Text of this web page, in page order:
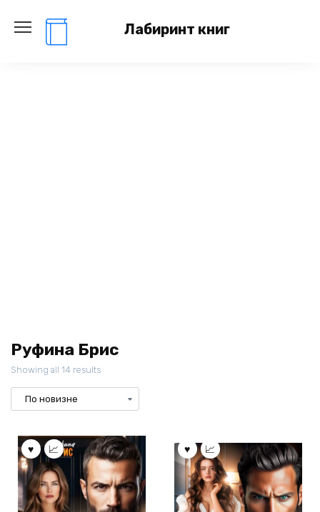
содержанию
Лабиринт книг
Руфина Брис
Showing all 14 results